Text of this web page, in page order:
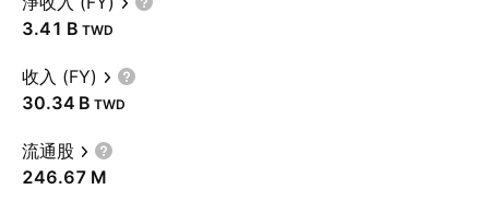
‪3.41 B‬ TWD
收入 (FY)
‪30.34 B‬ TWD
流通股
‪246.67 M‬